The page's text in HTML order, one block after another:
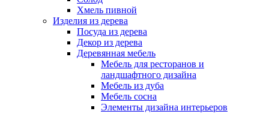
Хмель пивной
Изделия из дерева
Посуда из дерева
Декор из дерева
Деревянная мебель
Мебель для ресторанов и
ландшафтного дизайна
Мебель из дуба
Мебель сосна
Элементы дизайна интерьеров